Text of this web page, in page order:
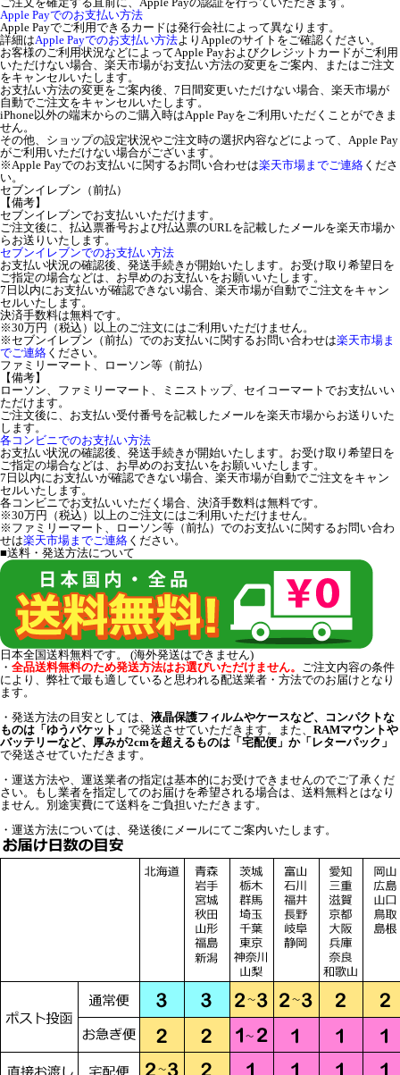
Apple Payでのお支払い方法
Apple Payでご利用できるカードは発行会社によって異なります。
詳細はApple Payでのお支払い方法よりAppleのサイトをご確認ください。
お客様のご利用状況などによってApple Payおよびクレジットカードがご利用
いただけない場合、楽天市場がお支払い方法の変更をご案内、またはご注文
をキャンセルいたします。
お支払い方法の変更をご案内後、7日間変更いただけない場合、楽天市場が
自動でご注文をキャンセルいたします。
iPhone以外の端末からのご購入時はApple Payをご利用いただくことができま
せん。
その他、ショップの設定状況やご注文時の選択内容などによって、Apple Pay
がご利用いただけない場合がございます。
※Apple Payでのお支払いに関するお問い合わせは楽天市場までご連絡 くださ
い。
セブンイレブン（前払）
【備考】
セブンイレブンでお支払いいただけます。
ご注文後に、払込票番号および払込票のURLを記載したメールを楽天市場か
らお送りいたします。
セブンイレブンでのお支払い方法
お支払い状況の確認後、発送手続きが開始いたします。お受け取り希望日を
ご指定の場合などは、お早めのお支払いをお願いいたします。
7日以内にお支払いが確認できない場合、楽天市場が自動でご注文をキャン
セルいたします。
決済手数料は無料です。
※30万円（税込）以上のご注文にはご利用いただけません。
※セブンイレブン（前払）でのお支払いに関するお問い合わせは楽天市場ま
でご連絡 ください。
ファミリーマート、ローソン等（前払）
【備考】
ローソン、ファミリーマート、ミニストップ、セイコーマートでお支払いい
ただけます。
ご注文後に、お支払い受付番号を記載したメールを楽天市場からお送りいた
します。
各コンビニでのお支払い方法
お支払い状況の確認後、発送手続きが開始いたします。お受け取り希望日を
ご指定の場合などは、お早めのお支払いをお願いいたします。
7日以内にお支払いが確認できない場合、楽天市場が自動でご注文をキャン
セルいたします。
各コンビニでお支払いいただく場合、決済手数料は無料です。
※30万円（税込）以上のご注文にはご利用いただけません。
※ファミリーマート、ローソン等（前払）でのお支払いに関するお問い合わ
せは楽天市場までご連絡 ください。
■送料・発送方法について
日本全国送料無料です。 (海外発送はできません)
・ 全品送料無料のため発送方法はお選びいただけません。
ご注文内容の条件
により、弊社で最も適していると思われる配送業者・方法でのお届けとなり
ます。
・発送方法の目安としては、 液晶保護フィルムやケースなど、コンパクトな
ものは「ゆうパケット」 で発送させていただきます。また、 RAMマウントや
バッテリーなど、厚みが2cmを超えるものは「宅配便」か「レターパック」
で発送させていただきます。
・運送方法や、運送業者の指定は基本的にお受けできませんのでご了承くだ
さい。もし業者を指定してのお届けを希望される場合は、送料無料とはなり
ません。別途実費にて送料をご負担いただきます。
・運送方法については、発送後にメールにてご案内いたします。